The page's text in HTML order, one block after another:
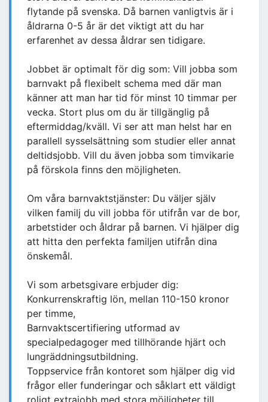
flytande på svenska. Då barnen vanligtvis är i
åldrarna 0-5 år är det viktigt att du har
erfarenhet av dessa åldrar sen tidigare.
Jobbet är optimalt för dig som: Vill jobba som
barnvakt på flexibelt schema med där man
känner att man har tid för minst 10 timmar per
vecka. Stort plus om du är tillgänglig på
eftermiddag/kväll. Vi ser att man helst har en
parallell sysselsättning som studier eller annat
deltidsjobb. Vill du även jobba som timvikarie
på förskola finns den möjligheten.
Om våra barnvaktstjänster: Du väljer själv
vilken familj du vill jobba för utifrån var de bor,
arbetstider och åldrar på barnen. Vi hjälper dig
att hitta den perfekta familjen utifrån dina
önskemål.
Vi som arbetsgivare erbjuder dig:
Konkurrenskraftig lön, mellan 110-150 kronor
per timme,
Barnvaktscertifiering utformad av
specialpedagoger med tillhörande hjärt och
lungräddningsutbildning.
Toppservice från kontoret som hjälper dig vid
frågor eller funderingar och såklart ett väldigt